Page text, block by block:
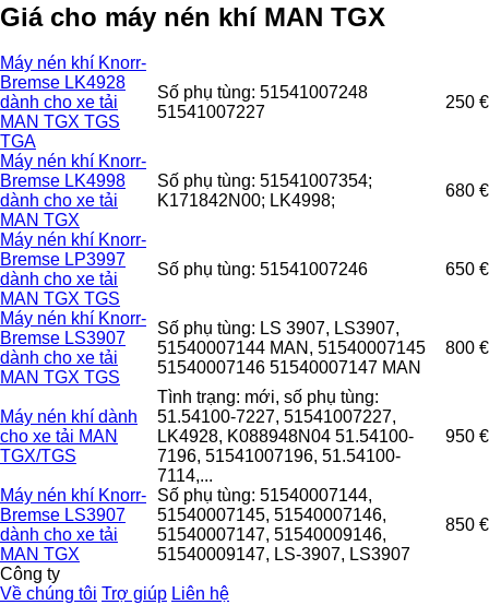
Giá cho máy nén khí MAN TGX
Máy nén khí Knorr-
Bremse LK4928
dành cho xe tải
MAN TGX TGS
TGA
Số phụ tùng: 51541007248
51541007227
250 €
Máy nén khí Knorr-
Bremse LK4998
dành cho xe tải
MAN TGX
Số phụ tùng: 51541007354;
K171842N00; LK4998;
680 €
Máy nén khí Knorr-
Bremse LP3997
dành cho xe tải
MAN TGX TGS
Số phụ tùng: 51541007246 650 €
Máy nén khí Knorr-
Bremse LS3907
dành cho xe tải
MAN TGX TGS
Số phụ tùng: LS 3907, LS3907,
51540007144 MAN, 51540007145
51540007146 51540007147 MAN
800 €
Máy nén khí dành
cho xe tải MAN
TGX/TGS
Tình trạng: mới, số phụ tùng:
51.54100-7227, 51541007227,
LK4928, K088948N04 51.54100-
7196, 51541007196, 51.54100-
7114,...
950 €
Máy nén khí Knorr-
Bremse LS3907
dành cho xe tải
MAN TGX
Số phụ tùng: 51540007144,
51540007145, 51540007146,
51540007147, 51540009146,
51540009147, LS-3907, LS3907
850 €
Công ty
Về chúng tôi Trợ giúp Liên hệ